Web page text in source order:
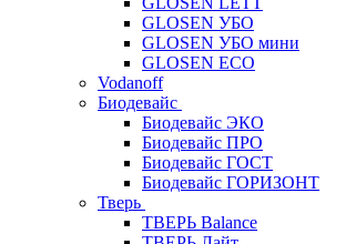
GLOSEN УБО
GLOSEN УБО мини
GLOSEN ECO
Vodanoff
Биодевайс
Биодевайс ЭКО
Биодевайс ПРО
Биодевайс ГОСТ
Биодевайс ГОРИЗОНТ
Тверь
ТВЕРЬ Balance